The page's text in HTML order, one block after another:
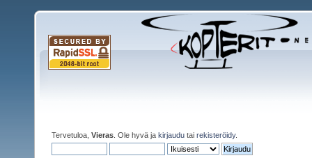
Tervetuloa, Vieras . Ole hyvä ja kirjaudu tai rekisteröidy.